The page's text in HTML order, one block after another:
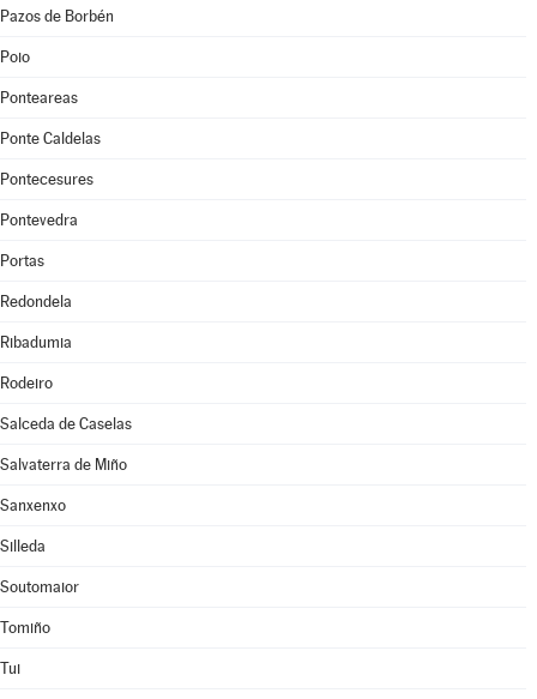
Pazos de Borbén
Poio
Ponteareas
Ponte Caldelas
Pontecesures
Pontevedra
Portas
Redondela
Ribadumia
Rodeiro
Salceda de Caselas
Salvaterra de Miño
Sanxenxo
Silleda
Soutomaior
Tomiño
Tui